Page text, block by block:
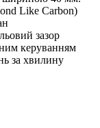
Like Carbon)
зазор
керуванням
за хвилину